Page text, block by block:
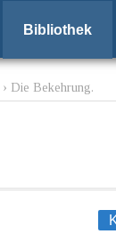
Bibliothek
› Die Bekehrung.